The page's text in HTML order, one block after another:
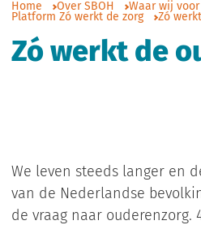
Home Over SBOH
Waar wij
Platform Zó werkt de zorg
Zó
Zó werkt de
We leven steeds langer en
van de Nederlandse
de vraag naar ouderenzorg.